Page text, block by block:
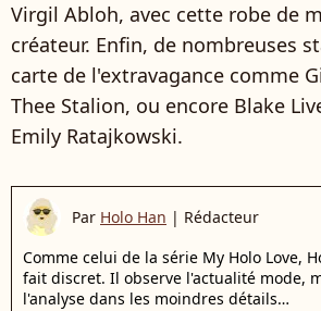
Virgil Abloh, avec cette robe de
créateur. Enfin, de nombreuses
carte de l'extravagance comme
Thee Stalion, ou encore Blake
Emily Ratajkowski.
Par Holo Han | Rédacteur
Comme celui de la série My Holo Love,
fait discret. Il observe l'actualité mode,
l'analyse dans les moindres détails…